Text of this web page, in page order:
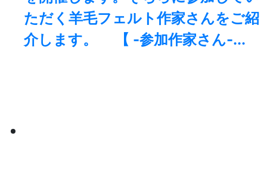
ただく羊毛フェルト作家さんをご紹
介します。 【 -参加作家さん-...